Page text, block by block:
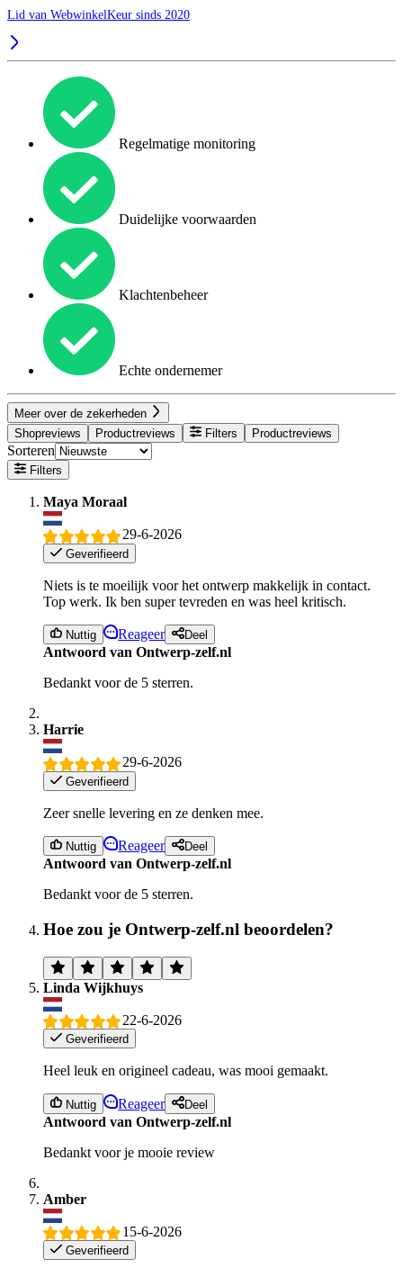
Lid van WebwinkelKeur sinds 2020
Regelmatige monitoring
Duidelijke voorwaarden
Klachtenbeheer
Echte ondernemer
Meer over de zekerheden
Shopreviews
Productreviews Filters Productreviews
Sorteren
Filters
Maya Moraal
29-6-2026
Geverifieerd
Niets is te moeilijk voor het ontwerp makkelijk in contact.
Top werk. Ik ben super tevreden en was heel kritisch.
Nuttig Reageer Deel
Antwoord van Ontwerp-zelf.nl
Bedankt voor de 5 sterren.
Harrie
29-6-2026
Geverifieerd
Zeer snelle levering en ze denken mee.
Nuttig Reageer Deel
Antwoord van Ontwerp-zelf.nl
Bedankt voor de 5 sterren.
Hoe zou je Ontwerp-zelf.nl beoordelen?
Linda Wijkhuys
22-6-2026
Geverifieerd
Heel leuk en origineel cadeau, was mooi gemaakt.
Nuttig Reageer Deel
Antwoord van Ontwerp-zelf.nl
Bedankt voor je mooie review
Amber
15-6-2026
Geverifieerd